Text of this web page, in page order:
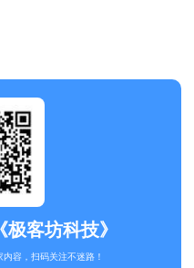
客坊科技》
容，扫码关注不迷路！